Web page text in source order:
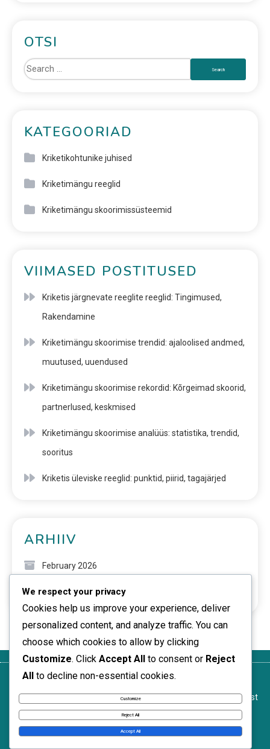
OTSI
KATEGOORIAD
Kriketikohtunike juhised
Kriketimängu reeglid
Kriketimängu skoorimissüsteemid
VIIMASED POSTITUSED
Kriketis järgnevate reeglite reeglid: Tingimused,
Rakendamine
Kriketimängu skoorimise trendid: ajaloolised andmed,
muutused, uuendused
Kriketimängu skoorimise rekordid: Kõrgeimad skoorid,
partnerlused, keskmised
Kriketimängu skoorimise analüüs: statistika, trendid,
sooritus
Kriketis üleviske reeglid: punktid, piirid, tagajärjed
ARHIIV
February 2026
January 2026
Meie
lugu
Tingimused
ja reeglid
Andmekaitsepoliitika
Küpsised ja
jälgimine
ühendust
News Express © 2026. All Rights Reserved.
We respect your privacy
Cookies help us improve your experience, deliver
personalized content, and analyze traffic. You can
choose which cookies to allow by clicking
Customize. Click Accept All to consent or Reject
All to decline non-essential cookies.
Customize
Reject All
Accept All